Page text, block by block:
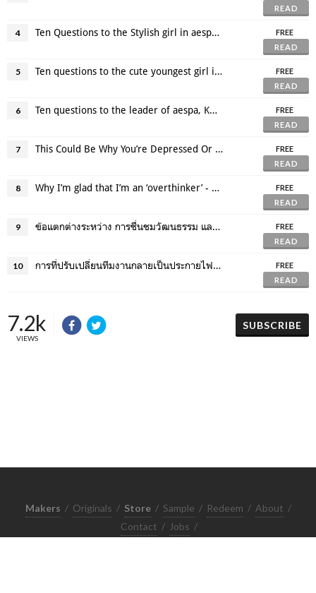
READ
4 Ten Questions to the Stylish girl in aespa, GISELLE♡ She Told Us Hot Stories of Behind the Scene in TikTok!
FREE
READ
5 Ten questions to the cute youngest girl in aespa, NINGNING♡ She can’t sleep if she doesn’t ○○○!?
FREE
READ
6 Ten questions to the leader of aespa, KARINA♡ What do you think is the most important thing when you first meet people? How do you maintain your beauty?
FREE
READ
7 This Could Be Why You’re Depressed Or Anxious: Johann Hari
FREE
READ
8 Why I’m glad that I’m an ‘overthinker’ - Annalisa Barbieri
FREE
READ
9 ข้อแตกต่างระหว่าง การชื่นชมวัฒนธรรม และฉกฉวยวัฒนธรรม
FREE
READ
10 การที่ปรับเปลี่ยนทีมงานกลายเป็นประกายไฟที่ทำให้ประสบความสำเร็จได้
FREE
READ
7.2k
VIEWS
SUBSCRIBE
Makers / Originals / Store / Sample / Redeem / About /
Contact / Jobs /